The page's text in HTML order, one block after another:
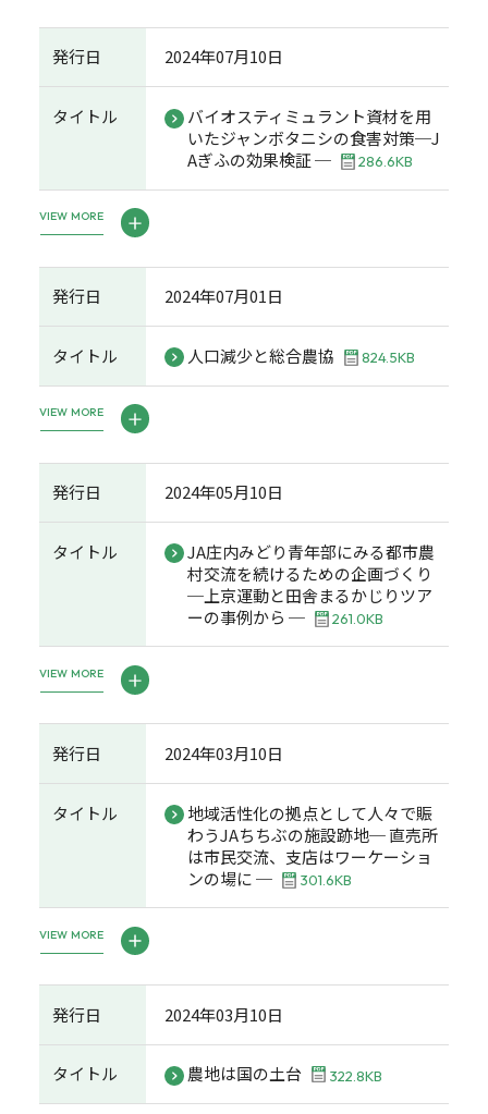
発行日 2024年07月10日
タイトル
バイオスティミュラント資材を用
いたジャンボタニシの食害対策─J
Aぎふの効果検証 ─
286.6KB
VIEW MORE
発行日 2024年07月01日
タイトル 人口減少と総合農協 824.5KB
VIEW MORE
発行日 2024年05月10日
タイトル
JA庄内みどり青年部にみる都市農
村交流を続けるための企画づくり
─上京運動と田舎まるかじりツア
ーの事例から ─
261.0KB
VIEW MORE
発行日 2024年03月10日
タイトル
地域活性化の拠点として人々で賑
わうJAちちぶの施設跡地─ 直売所
は市民交流、支店はワーケーショ
ンの場に ─
301.6KB
VIEW MORE
発行日 2024年03月10日
タイトル 農地は国の土台 322.8KB